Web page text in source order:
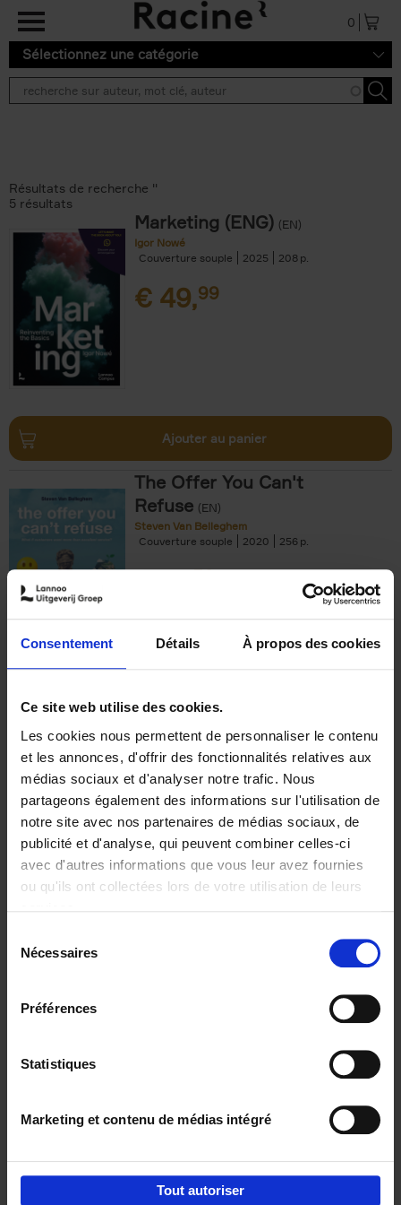
Consentement Détails À propos des cookies
Ce site web utilise des cookies.
Les cookies nous permettent de personnaliser le contenu
et les annonces, d'offrir des fonctionnalités relatives aux
médias sociaux et d'analyser notre trafic. Nous
partageons également des informations sur l'utilisation de
notre site avec nos partenaires de médias sociaux, de
publicité et d'analyse, qui peuvent combiner celles-ci
avec d'autres informations que vous leur avez fournies
ou qu'ils ont collectées lors de votre utilisation de leurs
Nécessaires
Préférences
Statistiques
Marketing et contenu de médias intégré
Tout autoriser
Aller au contenu principal
0
Sélectionnez une catégorie
Résultats de recherche ''
5 résultats
Marketing (ENG) (EN)
Igor Nowé
Couverture souple
2025 208
€ 49,99
Ajouter au panier
The Offer You Can't
Refuse (EN)
Steven Van Belleghem
Couverture souple
2020 256
€37,50
Building Bonds = Building
Business
Jochen Roef Jozefien De Feyter
Carolien Boom
Couverture souple
2025 200
€29,99
Digital marketing like a PRO -
completely revised edition (EN)